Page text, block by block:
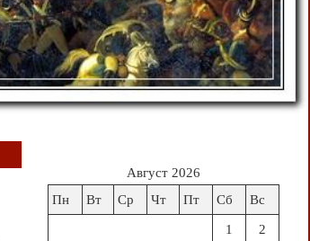
Август 2026
Пн
Вт Ср Чт Пт Сб Вс
1 2